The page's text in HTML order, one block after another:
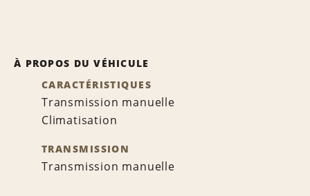
À PROPOS DU VÉHICULE
CARACTÉRISTIQUES
Transmission manuelle
Climatisation
TRANSMISSION
Transmission manuelle